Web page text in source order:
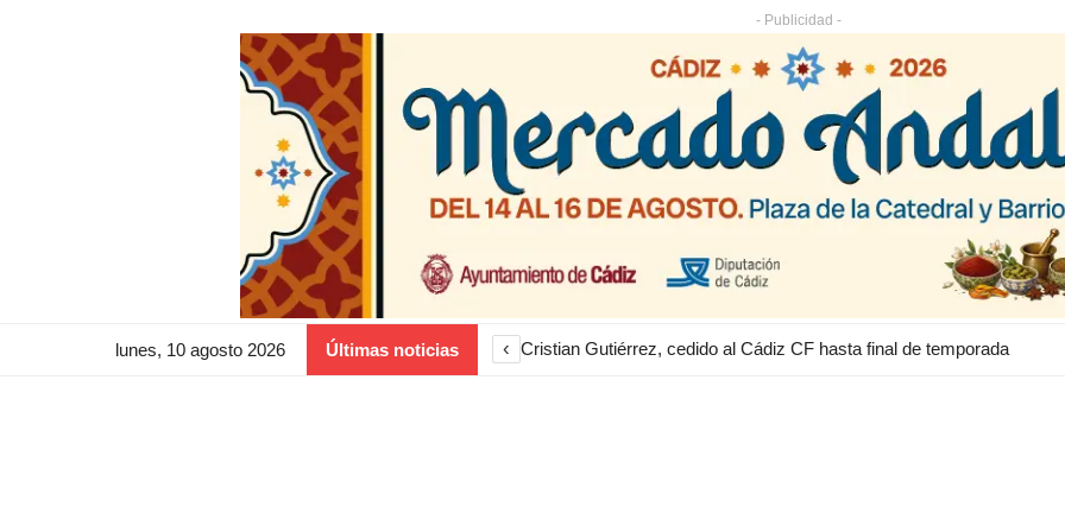
- Publicidad -
lunes, 10 agosto 2026 Últimas noticias ‹ Cristian Gutiérrez, cedido al Cádiz CF hasta final de temporada